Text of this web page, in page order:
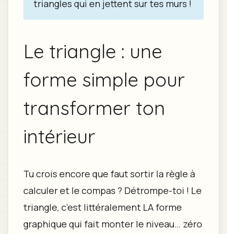
triangles qui en jettent sur tes murs !
Le triangle : une
forme simple pour
transformer ton
intérieur
Tu crois encore que faut sortir la règle à
calculer et le compas ? Détrompe-toi ! Le
triangle, c’est littéralement LA forme
graphique qui fait monter le niveau… zéro